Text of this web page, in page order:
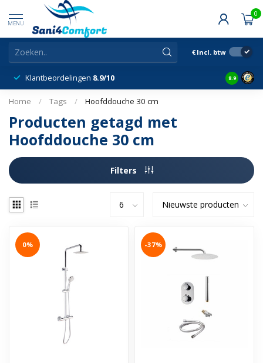
MENU
0
€ Incl. btw
Klantbeordelingen 8.9/10 8.9
Home / Tags / Hoofddouche 30 cm
Producten getagd met
Hoofddouche 30 cm
Filters
0% -37%